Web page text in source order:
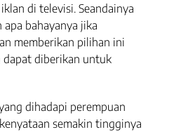
di televisi. Seandainya
bahayanya jika
memberikan pilihan ini
dapat diberikan untuk
dihadapi perempuan
semakin tingginya